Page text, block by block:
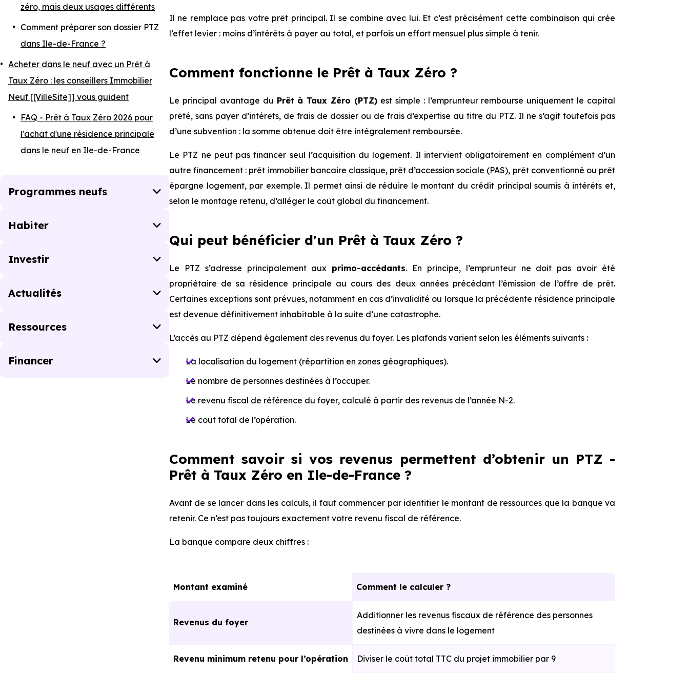
zéro, mais deux usages différents
Comment préparer son dossier PTZ
dans Ile-de-France ?
Acheter dans le neuf avec un Prêt à
Taux Zéro : les conseillers Immobilier
Neuf [[V⁠⁠illeSite]] vous guident
FAQ - Prêt à Taux Zéro 2026 pour
l'achat d'une résidence principale
dans le neuf en Ile-de-France
Programmes neufs
Habiter
Investir
Actualités
Ressources
Financer
⁠⁠Il ne remplace pas votre prêt principal. Il se combine avec lui. Et c’est précisément cette combinaison qui crée
l’effet levier : moins d’intérêts à payer au t⁠⁠otal, et parfois un effort mensuel plus simple à tenir.
⁠⁠Comment fonctionne le Prêt à Taux Zéro ?
Le principal avantage du Prêt à Taux Zéro (PTZ) est simple : l’emprunteur rembourse uniquement le capital
prêté, sans payer d’intérêts, de frais de dossier ou de frais d’expertise au titre du PTZ. Il ne s’agit toutefois pas
d’une subvention : la somme obtenue doit être intégralement remboursée.
Le PTZ ne peut pas financer seul l’acquisition du logement. Il intervient obligatoirement en complément d’un
autre financement : prêt immobilier bancaire classique⁠⁠, prêt d’accession sociale (PAS), prêt conventionné ou prêt
épargne logement, par exemple. Il permet ainsi de réduire le montant du crédit principal s⁠⁠oumis à intérêts et,
selon le montage retenu, d’alléger le coût global du financement.
Qui peut bénéficier d'un Prêt à Taux Zéro ?
Le PTZ s’adresse principalement aux primo-accédants. En principe, l’emprunteur ne doit pas avoir été
propriétaire de sa résidence principale au cours des deux années précédant l’émission de l’of⁠⁠fre de prêt.
Certaines exceptions sont prévues, notamment en cas d’invalidité ou lorsque la précédente résidence principale
est devenue définitivement inhabitable à la suite d’une catastrophe.
L’accès au PTZ dépend également des revenus du foyer. Les plafonds varient selon les éléments suivants :
La localisation du logement (répartition en ⁠⁠zones géographiques).
Le nombre de personnes destinées à l’occuper.
Le revenu fiscal de référence du foyer, calculé à partir des revenus de l’année N-2.
Le coût total de l’opération.
Comment savoir si vos revenus permettent d’obtenir un PTZ -
Prêt à Taux Zéro en Ile-de-France ?
Avant de se lancer dans les calculs, il faut commencer par identifier le montant de ressources que la banque va
retenir. Ce n’est pas toujours exactement votre revenu fiscal de référence.
La banque compare deux chiffres :
Montan⁠⁠t examiné Comment le calculer ?
Revenus du foyer
Additionner les revenus fiscaux de référence des personnes
destinées à vivre dans le logement
Revenu minimum retenu pour l’opération Diviser le coût total TTC du projet immobilier par 9